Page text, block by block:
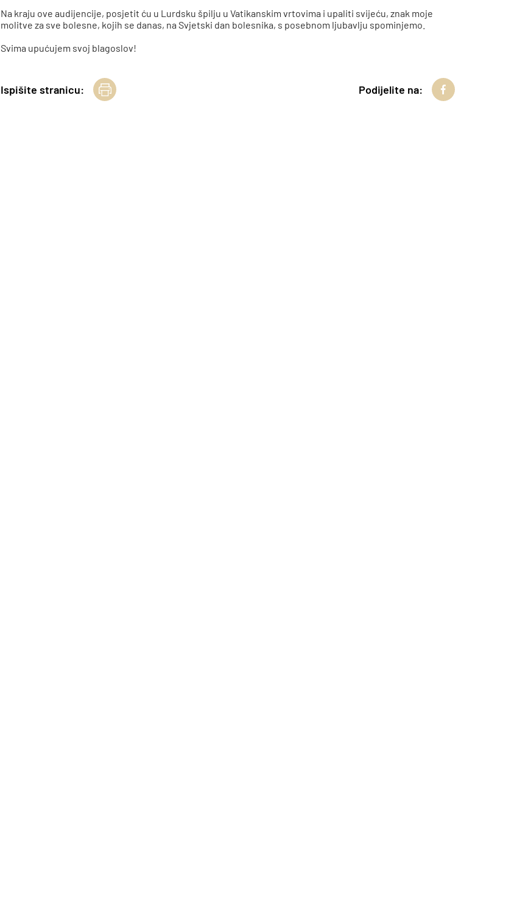
Na kraju ove audijencije, posjetit ću u Lurdsku špilju u Vatikanskim vrtovima i upaliti svijeću, znak moje
molitve za sve bolesne, kojih se danas, na Svjetski dan bolesnika, s posebnom ljubavlju spominjemo.
Svima upućujem svoj blagoslov!
Ispišite stranicu: Podijelite na: